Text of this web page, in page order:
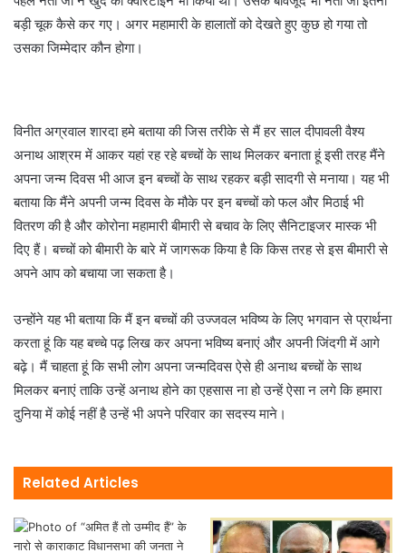
बड़ी चूक कैसे कर गए। अगर महामारी के हालातों को देखते हुए कुछ हो गया तो
उसका जिम्मेदार कौन होगा।
विनीत अग्रवाल शारदा हमे बताया की जिस तरीके से मैं हर साल दीपावली वैश्य
अनाथ आश्रम में आकर यहां रह रहे बच्चों के साथ मिलकर बनाता हूं इसी तरह मैंने
अपना जन्म दिवस भी आज इन बच्चों के साथ रहकर बड़ी सादगी से मनाया। यह भी
बताया कि मैंने अपनी जन्म दिवस के मौके पर इन बच्चों को फल और मिठाई भी
वितरण की है और कोरोना महामारी बीमारी से बचाव के लिए सैनिटाइजर मास्क भी
दिए हैं। बच्चों को बीमारी के बारे में जागरूक किया है कि किस तरह से इस बीमारी से
अपने आप को बचाया जा सकता है।
उन्होंने यह भी बताया कि मैं इन बच्चों की उज्जवल भविष्य के लिए भगवान से प्रार्थना
करता हूं कि यह बच्चे पढ़ लिख कर अपना भविष्य बनाएं और अपनी जिंदगी में आगे
बढ़े। मैं चाहता हूं कि सभी लोग अपना जन्मदिवस ऐसे ही अनाथ बच्चों के साथ
मिलकर बनाएं ताकि उन्हें अनाथ होने का एहसास ना हो उन्हें ऐसा न लगे कि हमारा
दुनिया में कोई नहीं है उन्हें भी अपने परिवार का सदस्य माने।
Related Articles